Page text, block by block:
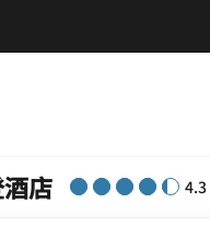
店 4.3